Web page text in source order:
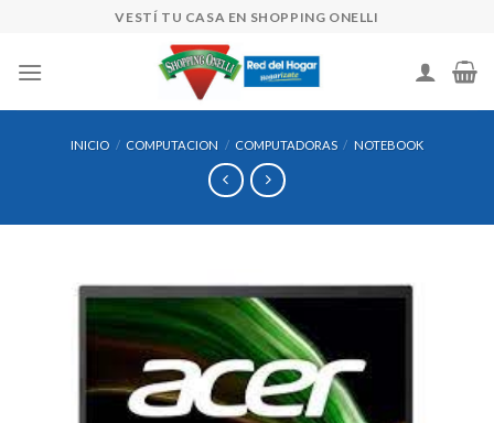
content
VESTÍ TU CASA EN SHOPPING ONELLI
INICIO / COMPUTACION / COMPUTADORAS / NOTEBOOK